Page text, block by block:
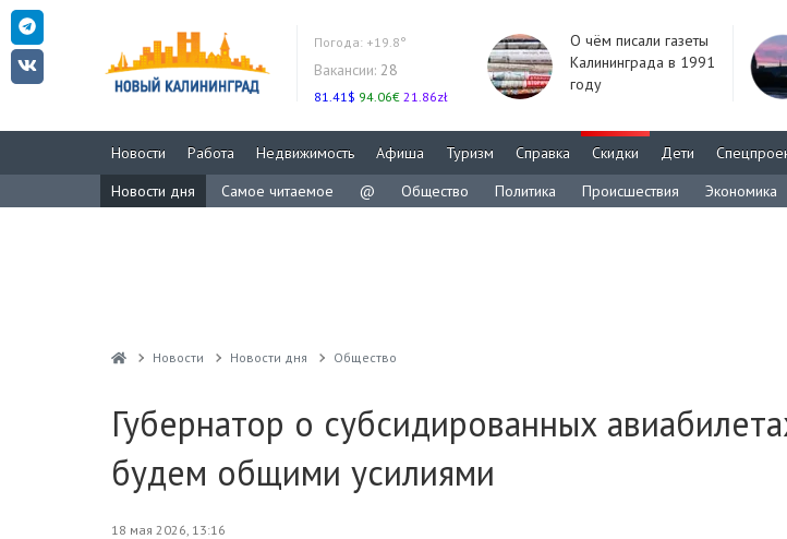
Погода: +19.8°
Вакансии: 28
81.41$ 94.06€ 21.86zł
О чём писали газеты
Калининграда в 1991
году
Новости Работа Недвижимость Афиша Туризм Справка Скидки Дети
Новости дня
Самое читаемое @ Общество Политика Происшествия Экономика
Новости Новости дня Общество
Губернатор о субсидированных
будем общими усилиями
18 мая 2026, 13:16